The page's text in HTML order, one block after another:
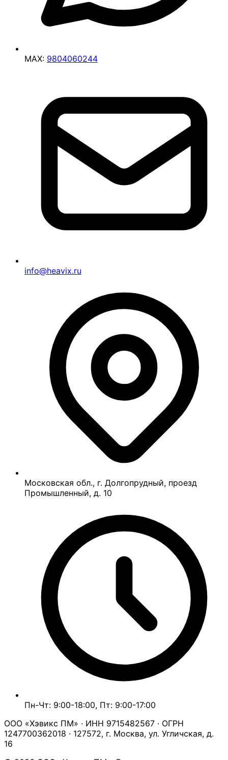
MAX: 9804060244
info@heavix.ru
Московская обл., г. Долгопрудный, проезд
Промышленный, д. 10
Пн-Чт: 9:00-18:00, Пт: 9:00-17:00
ООО «Хэвикс ПМ» · ИНН 9715482567 · ОГРН
1247700362018 · 127572, г. Москва, ул. Угличская, д.
16